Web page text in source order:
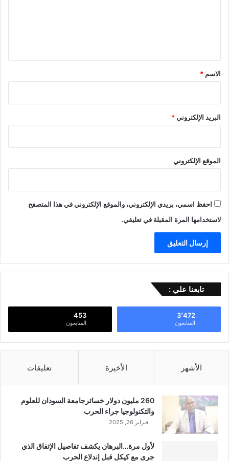
*
الاسم *
البريد الإلكتروني*
الموقع الإلكتروني
احفظ اسمي، بريدي الإلكتروني، والموقع الإلكتروني في هذا المتصفح
لاستخدامها المرة المقبلة في تعليقي.
تابعنا علي :
3٬472
المتابعون
453
المتابعون
الأشهر الأخيرة تعليقات
260 مليون دولار خسائرجامعة السودان للعلوم
والتكنولوجيا جراء الحرب
فبراير 26, 2025
لأول مرة…البرهان يكشف تفاصيل الإتفاق الذي
جرى مع كيكل قبل إندلاع الحرب